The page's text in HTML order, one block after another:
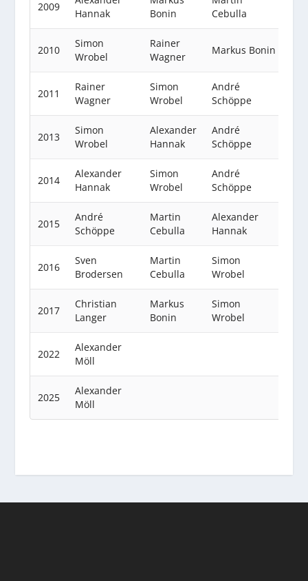
2009
Hannak
Bonin
Cebulla
2010
Simon
Wrobel
Rainer
Wagner
Markus Bonin
2011
Rainer
Wagner
Simon
Wrobel
André
Schöppe
2013
Simon
Wrobel
Alexander
Hannak
André
Schöppe
2014
Alexander
Hannak
Simon
Wrobel
André
Schöppe
2015
André
Schöppe
Martin
Cebulla
Alexander
Hannak
2016
Sven
Brodersen
Martin
Cebulla
Simon
Wrobel
2017
Christian
Langer
Markus
Bonin
Simon
Wrobel
2022
Alexander
Möll
2025
Alexander
Möll